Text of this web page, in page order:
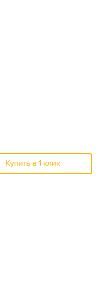
Купить в 1 клик